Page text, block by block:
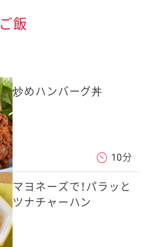
ご飯
炒めハンバーグ丼
10分
マヨネーズで！パラッと
ツナチャーハン